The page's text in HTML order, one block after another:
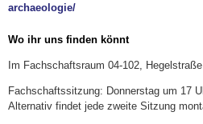
archaeologie/
Wo ihr uns finden könnt
Im Fachschaftsraum 04-102,
Fachschaftssitzung: Donnerstag um 17
Alternativ findet jede zweite Sitzung